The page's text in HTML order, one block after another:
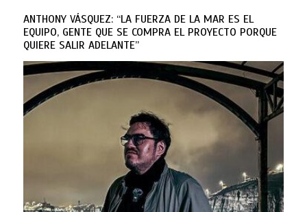
ANTHONY VÁSQUEZ: “LA FUERZA DE LA MAR ES EL
EQUIPO, GENTE QUE SE COMPRA EL PROYECTO PORQUE
QUIERE SALIR ADELANTE”